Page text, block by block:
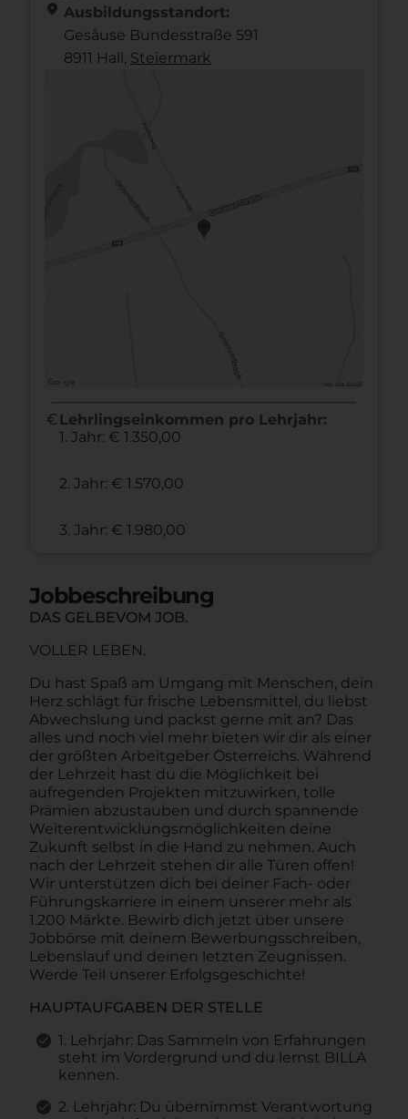
location_on Ausbildungsstandort:
Gesåuse Bundesstraße 591
8911 Hall, Steier­mark
euro Lehrlingseinkommen pro Lehrjahr:
1. Jahr: € 1.350,00
2. Jahr: € 1.570,00
3. Jahr: € 1.980,00
Jobbeschreibung
DAS GELBEVOM JOB.
VOLLER LEBEN.
Du hast Spaß am Umgang mit Menschen, dein
Herz schlägt für frische Lebensmittel, du liebst
Abwechslung und packst gerne mit an? Das
alles und noch viel mehr bieten wir dir als einer
der größten Arbeitgeber Österreichs. Während
der Lehrzeit hast du die Möglichkeit bei
aufregenden Projekten mitzuwirken, tolle
Prämien abzustauben und durch spannende
Weiterentwicklungsmöglichkeiten deine
Zukunft selbst in die Hand zu nehmen. Auch
nach der Lehrzeit stehen dir alle Türen offen!
Wir unterstützen dich bei deiner Fach- oder
Führungskarriere in einem unserer mehr als
1.200 Märkte. Bewirb dich jetzt über unsere
Jobbörse mit deinem Bewerbungsschreiben,
Lebenslauf und deinen letzten Zeugnissen.
Werde Teil unserer Erfolgsgeschichte!
HAUPTAUFGABEN DER STELLE
1. Lehrjahr: Das Sammeln von Erfahrungen
steht im Vordergrund und du lernst BILLA
kennen.
2. Lehrjahr: Du übernimmst Verantwortung